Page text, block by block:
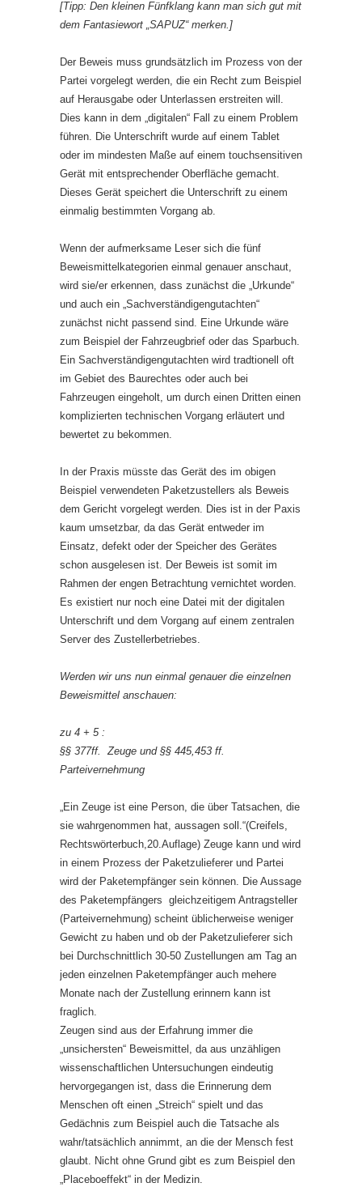
[Tipp: Den kleinen Fünfklang kann man sich gut mit
dem Fantasiewort „SAPUZ“ merken.]
Der Beweis muss grundsätzlich im Prozess von der
Partei vorgelegt werden, die ein Recht zum Beispiel
auf Herausgabe oder Unterlassen erstreiten will.
Dies kann in dem „digitalen“ Fall zu einem Problem
führen. Die Unterschrift wurde auf einem Tablet
oder im mindesten Maße auf einem touchsensitiven
Gerät mit entsprechender Oberfläche gemacht.
Dieses Gerät speichert die Unterschrift zu einem
einmalig bestimmten Vorgang ab.
Wenn der aufmerksame Leser sich die fünf
Beweismittelkategorien einmal genauer anschaut,
wird sie/er erkennen, dass zunächst die „Urkunde“
und auch ein „Sachverständigengutachten“
zunächst nicht passend sind. Eine Urkunde wäre
zum Beispiel der Fahrzeugbrief oder das Sparbuch.
Ein Sachverständigengutachten wird tradtionell oft
im Gebiet des Baurechtes oder auch bei
Fahrzeugen eingeholt, um durch einen Dritten einen
komplizierten technischen Vorgang erläutert und
bewertet zu bekommen.
In der Praxis müsste das Gerät des im obigen
Beispiel verwendeten Paketzustellers als Beweis
dem Gericht vorgelegt werden. Dies ist in der Paxis
kaum umsetzbar, da das Gerät entweder im
Einsatz, defekt oder der Speicher des Gerätes
schon ausgelesen ist. Der Beweis ist somit im
Rahmen der engen Betrachtung vernichtet worden.
Es existiert nur noch eine Datei mit der digitalen
Unterschrift und dem Vorgang auf einem zentralen
Server des Zustellerbetriebes.
Werden wir uns nun einmal genauer die einzelnen
Beweismittel anschauen:
zu 4 + 5 :
§§ 377ff. Zeuge und §§ 445,453 ff.
Parteivernehmung
„Ein Zeuge ist eine Person, die über Tatsachen, die
sie wahrgenommen hat, aussagen soll.“(Creifels,
Rechtswörterbuch,20.Auflage) Zeuge kann und wird
in einem Prozess der Paketzulieferer und Partei
wird der Paketempfänger sein können. Die Aussage
des Paketempfängers gleichzeitigem Antragsteller
(Parteivernehmung) scheint üblicherweise weniger
Gewicht zu haben und ob der Paketzulieferer sich
bei Durchschnittlich 30-50 Zustellungen am Tag an
jeden einzelnen Paketempfänger auch mehere
Monate nach der Zustellung erinnern kann ist
fraglich.
Zeugen sind aus der Erfahrung immer die
„unsichersten“ Beweismittel, da aus unzähligen
wissenschaftlichen Untersuchungen eindeutig
hervorgegangen ist, dass die Erinnerung dem
Menschen oft einen „Streich“ spielt und das
Gedächnis zum Beispiel auch die Tatsache als
wahr/tatsächlich annimmt, an die der Mensch fest
glaubt. Nicht ohne Grund gibt es zum Beispiel den
„Placeboeffekt“ in der Medizin.